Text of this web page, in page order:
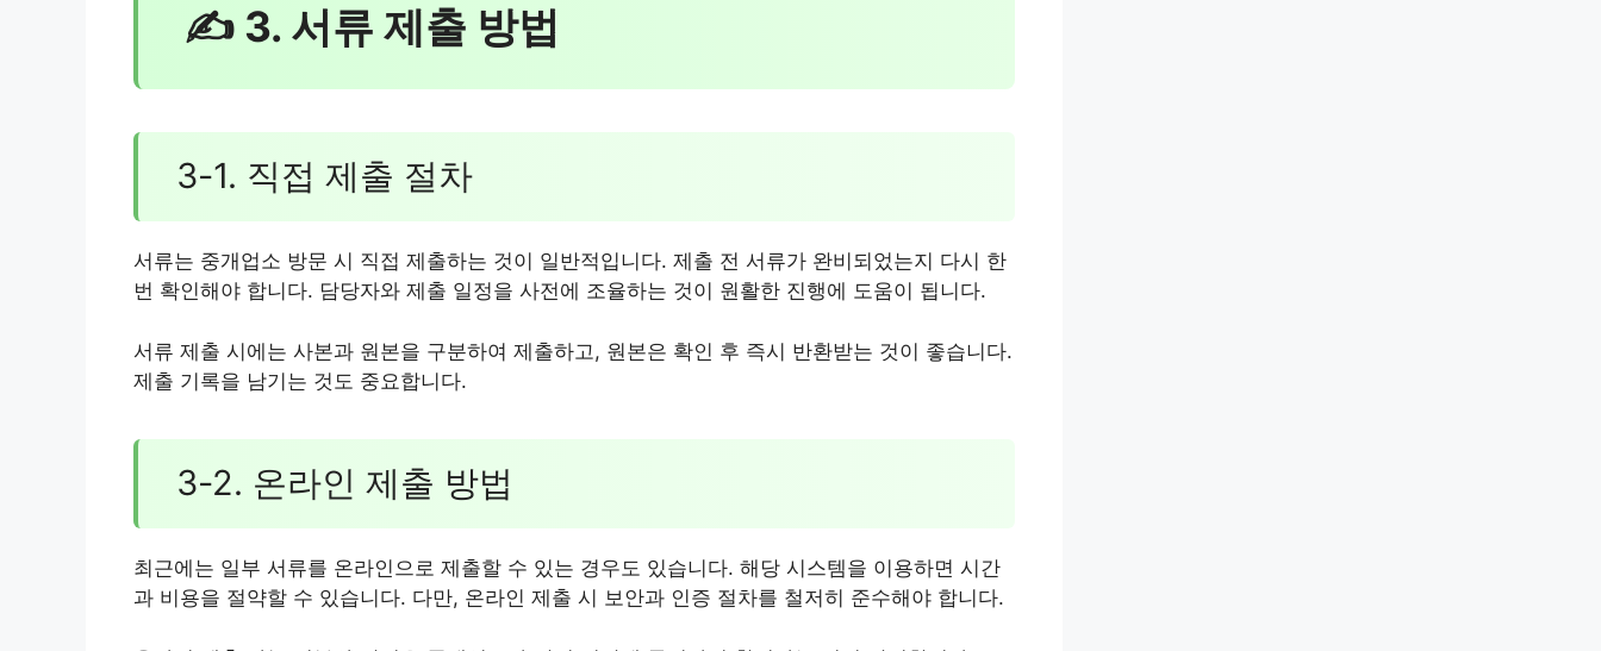
✍ 3. 서류 제출 방법
3-1. 직접 제출 절차
서류는 중개업소 방문 시 직접 제출하는 것이 일반적입니다. 제출 전 서류가 완비되었는지 다시 한
번 확인해야 합니다. 담당자와 제출 일정을 사전에 조율하는 것이 원활한 진행에 도움이 됩니다.
서류 제출 시에는 사본과 원본을 구분하여 제출하고, 원본은 확인 후 즉시 반환받는 것이 좋습니다.
제출 기록을 남기는 것도 중요합니다.
3-2. 온라인 제출 방법
최근에는 일부 서류를 온라인으로 제출할 수 있는 경우도 있습니다. 해당 시스템을 이용하면 시간
과 비용을 절약할 수 있습니다. 다만, 온라인 제출 시 보안과 인증 절차를 철저히 준수해야 합니다.